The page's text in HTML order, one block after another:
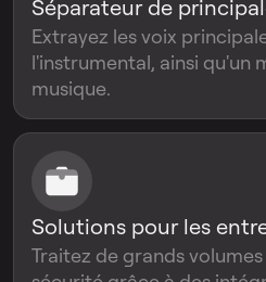
Solutions pour les
Traitez de grands
Séparateur de
Extrayez les voix
l'instrumental, ainsi qu'un
musique.